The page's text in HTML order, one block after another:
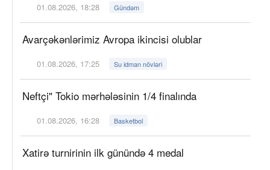
01.08.2026, 18:28 Gündəm
Avarçəkənlərimiz Avropa ikincisi olublar
01.08.2026, 17:25 Su idman növləri
Neftçi" Tokio mərhələsinin 1/4 finalında
01.08.2026, 16:28 Basketbol
Xatirə turnirinin ilk günündə 4 medal